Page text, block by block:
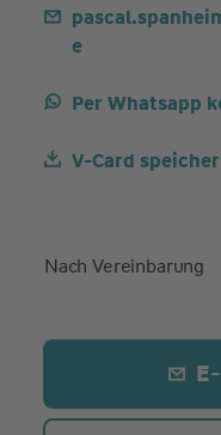
e
Per Whatsapp
V-Card
Nach Vereinbarung